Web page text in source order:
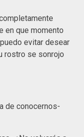
en que momento
evitar desear
rostro se sonrojo
de conocernos-